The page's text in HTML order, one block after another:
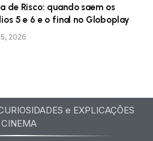
de Risco: quando saem os
5 e 6 e o final no Globoplay
2026
e EXPLICAÇÕES
CINEMA